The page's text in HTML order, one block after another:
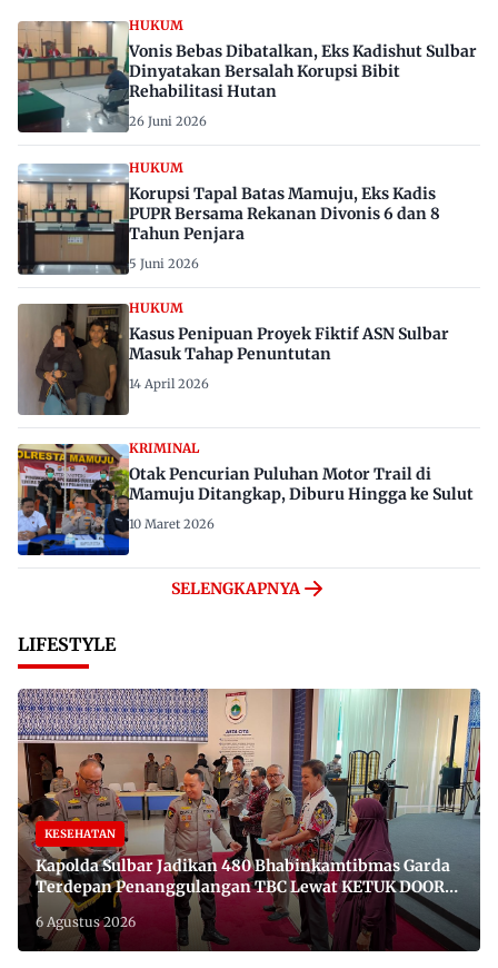
HUKUM
Vonis Bebas Dibatalkan, Eks Kadishut Sulbar
Dinyatakan Bersalah Korupsi Bibit
Rehabilitasi Hutan
26 Juni 2026
HUKUM
Korupsi Tapal Batas Mamuju, Eks Kadis
PUPR Bersama Rekanan Divonis 6 dan 8
Tahun Penjara
5 Juni 2026
HUKUM
Kasus Penipuan Proyek Fiktif ASN Sulbar
Masuk Tahap Penuntutan
14 April 2026
KRIMINAL
Otak Pencurian Puluhan Motor Trail di
Mamuju Ditangkap, Diburu Hingga ke Sulut
10 Maret 2026
SELENGKAPNYA
LIFESTYLE
KESEHATAN
Kapolda Sulbar Jadikan 480 Bhabinkamtibmas Garda
Terdepan Penanggulangan TBC Lewat KETUK DOORS
di 650 Desa
6 Agustus 2026